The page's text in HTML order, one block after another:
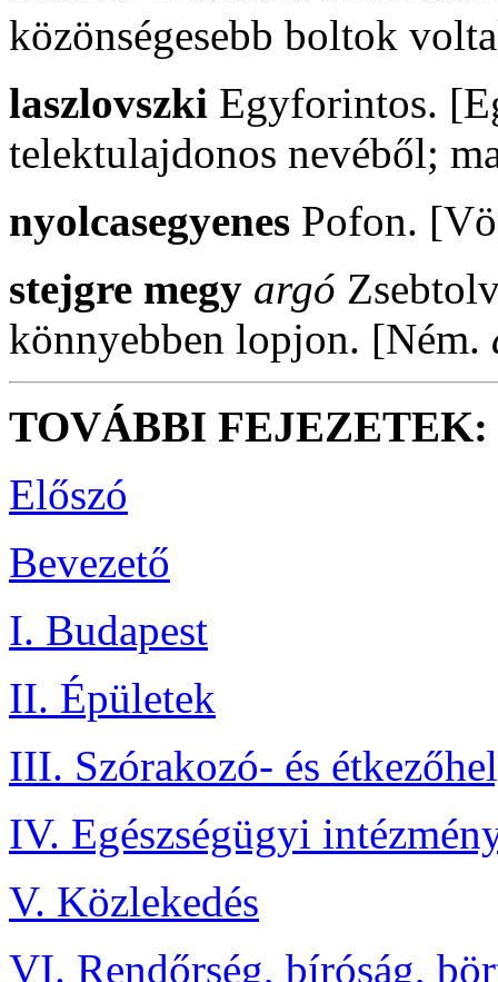
közönségesebb boltok
laszlovszki Egyforintos.
telektulajdonos nevéből;
nyolcasegyenes Pofon.
stejgre megy argó
könnyebben lopjon. [Ném.
TOVÁBBI FEJEZETEK:
Előszó
Bevezető
I. Budapest
II. Épületek
III. Szórakozó- és
IV. Egészségügyi
V. Közlekedés
VI. Rendőrség, bíróság,